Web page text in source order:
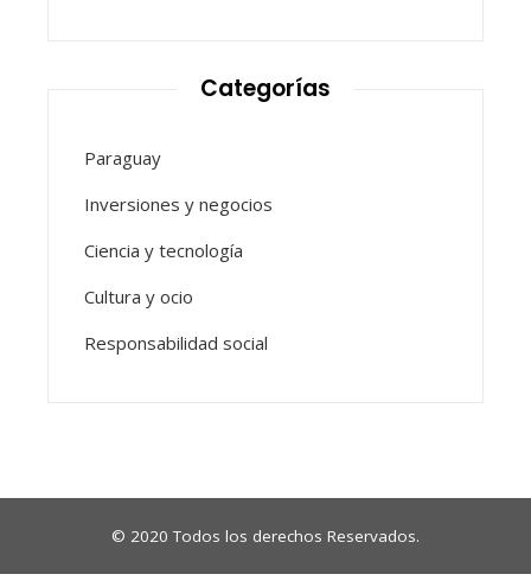
Categorías
Paraguay
Inversiones y negocios
Ciencia y tecnología
Cultura y ocio
Responsabilidad social
© 2020 Todos los derechos Reservados.